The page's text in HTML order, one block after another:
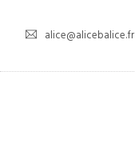
alice@alicebalice.fr